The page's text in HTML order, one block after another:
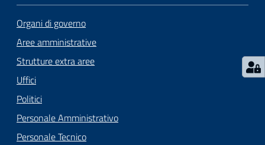
Seguici
su
Organi di governo
Aree amministrative
Strutture extra aree
Uffici
Politici
Personale Amministrativo
Personale Tecnico